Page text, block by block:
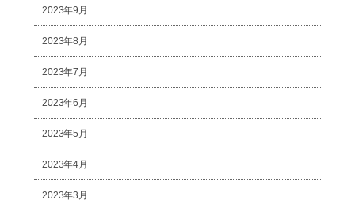
2023年9月
2023年8月
2023年7月
2023年6月
2023年5月
2023年4月
2023年3月